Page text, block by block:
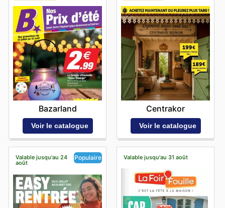
Bazarland
Voir le catalogue
Centrakor
Voir le catalogue
Valable jusqu'au 24
août
Populaire Valable jusqu'au 31 août